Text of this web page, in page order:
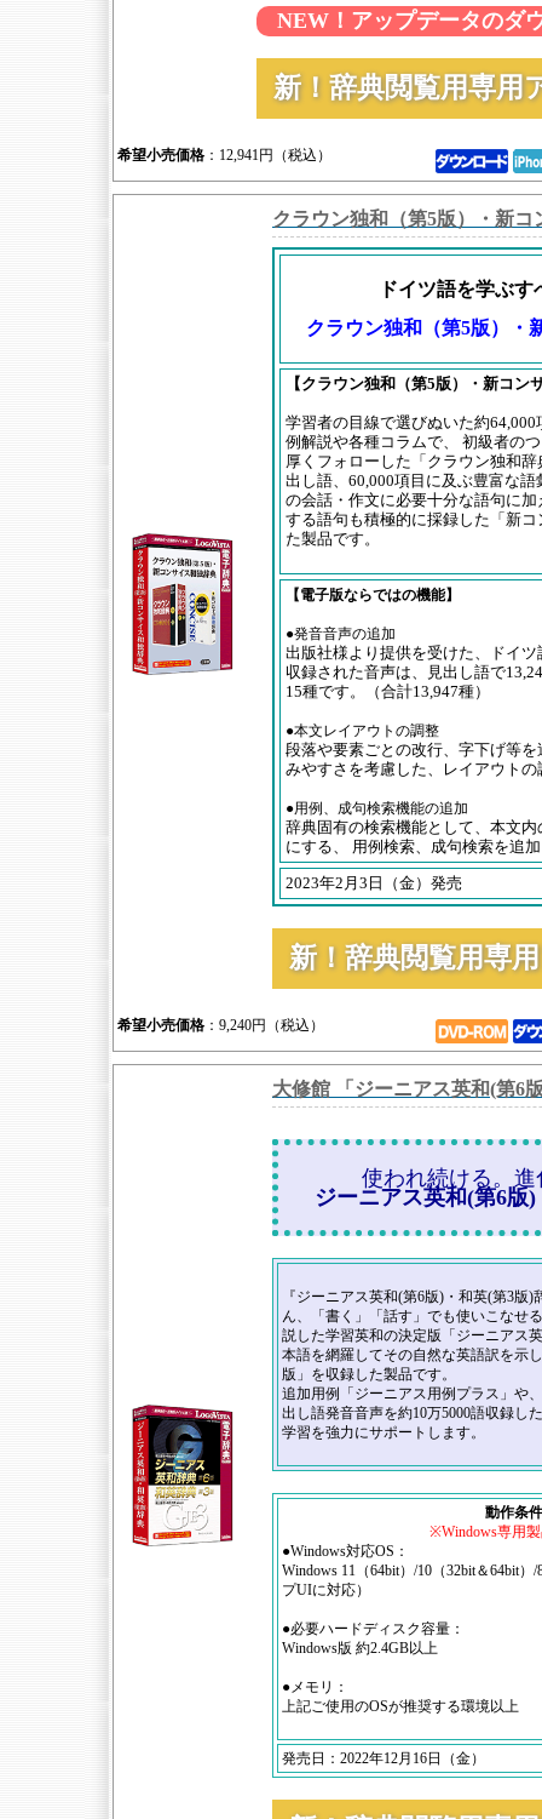
NEW！アップデータのダ
新！辞典閲覧用専用
希望小売価格 ：12,941円（税込）
クラウン独和（第5版）・新コ
ドイツ語を学ぶ
クラウン独和（第5版）・
【クラウン独和（第5版）・新コ
学習者の目線で選びぬいた約
例解説や各種コラムで、 初級者の
厚くフォローした「クラウン独和
出し語、60,000項目に及ぶ豊富な
の会話・作文に必要十分な語句に
する語句も積極的に採録した「新
た製品です。
【電子版ならではの機能】
●発音音声の追加
出版社様より提供を受けた、ドイ
収録された音声は、見出し語で
15種です。（合計13,947種）
●本文レイアウトの調整
段落や要素ごとの改行、字下げ等
みやすさを考慮した、レイアウト
●用例、成句検索機能の追加
辞典固有の検索機能として、本文
にする、 用例検索、成句検索を追
2023年2月3日（金）発売
新！辞典閲覧用専
希望小売価格 ：9,240円（税込）
大修館 「ジーニアス英和(第6
使われ続ける。
ジーニアス英和(第6版
『ジーニアス英和(第6版)・和英(第3版
ん、「書く」「話す」でも使いこなせ
説した学習英和の決定版「ジーニアス
本語を網羅してその自然な英語訳を示
版」を収録した製品です。
追加用例「ジーニアス用例プラス」や
出し語発音音声を約10万5000語収録し
学習を強力にサポートします。
動作条件
※Windows専用
●Windows対応OS：
Windows 11（64bit）/10（32bit＆64bit
プUIに対応）
●必要ハードディスク容量：
Windows版 約2.4GB以上
●メモリ：
上記ご使用のOSが推奨する環境以上
発売日：2022年12月16日（金）